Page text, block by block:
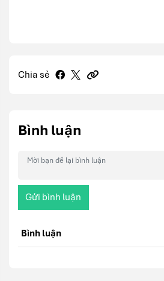
Chia sẻ
Bình luận
Gửi bình luận
Bình luận